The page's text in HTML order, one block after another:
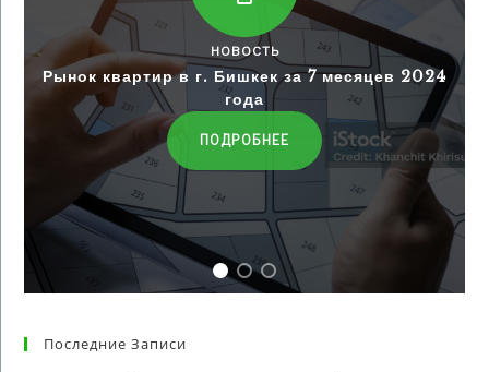
НОВОСТЬ
Рынок квартир в г. Бишкек за 7 месяцев 2024
года
ПОДРОБНЕЕ
Последние Записи